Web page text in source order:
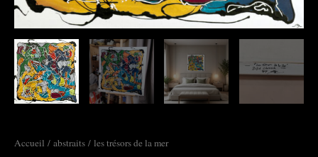
Accueil / abstraits / les trésors de la mer